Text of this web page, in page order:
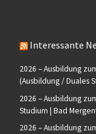
Interessante
2026 – Ausbildung
(Ausbildung / Duales
2026 – Ausbildung
Studium | Bad
2026 – Ausbildung